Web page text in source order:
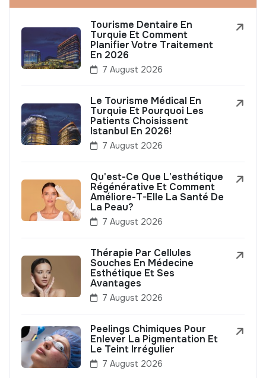
Tourisme Dentaire En
Turquie Et Comment
Planifier Votre Traitement
En 2026
7 August 2026
Le Tourisme Médical En
Turquie Et Pourquoi Les
Patients Choisissent
Istanbul En 2026!
7 August 2026
Qu'est-Ce Que L'esthétique
Régénérative Et Comment
Améliore-T-Elle La Santé De
La Peau?
7 August 2026
Thérapie Par Cellules
Souches En Médecine
Esthétique Et Ses
Avantages
7 August 2026
Peelings Chimiques Pour
Enlever La Pigmentation Et
Le Teint Irrégulier
7 August 2026